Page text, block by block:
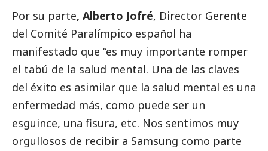
Por su parte, Alberto Jofré, Director Gerente
del Comité Paralímpico español ha
manifestado que “es muy importante romper
el tabú de la salud mental. Una de las claves
del éxito es asimilar que la salud mental es una
enfermedad más, como puede ser un
esguince, una fisura, etc. Nos sentimos muy
orgullosos de recibir a Samsung como parte